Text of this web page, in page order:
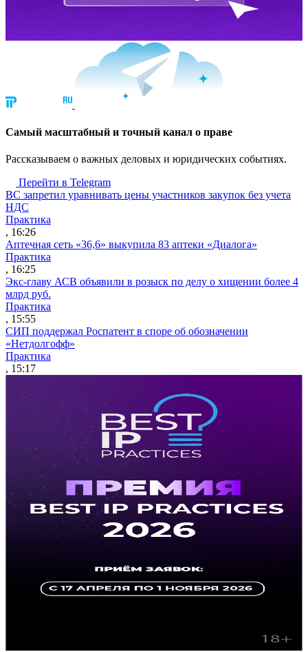
Cамый масштабный и точный канал о праве
Рассказываем о важных деловых и юридических событиях.
Перейти в Telegram
ВС запретил уравнивать цены участников закупок без учета
НДС
Практика
, 16:26
Аптечная сеть «36,6» выкупила 83 аптеки «Диалога»
Практика
, 16:25
Экс-главу АСВ объявили в розыск по делу о хищении более 4
млрд руб.
Практика
, 15:55
СИП поддержал Роспатент в споре об обозначении
«Нетдолгофф»
Практика
, 15:17